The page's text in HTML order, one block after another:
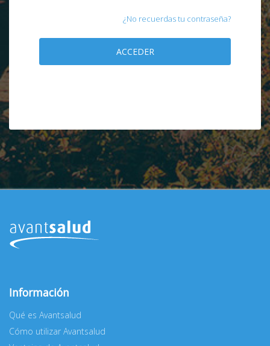
¿No recuerdas tu contraseña?
ACCEDER
Información
Qué es Avantsalud
Cómo utilizar Avantsalud